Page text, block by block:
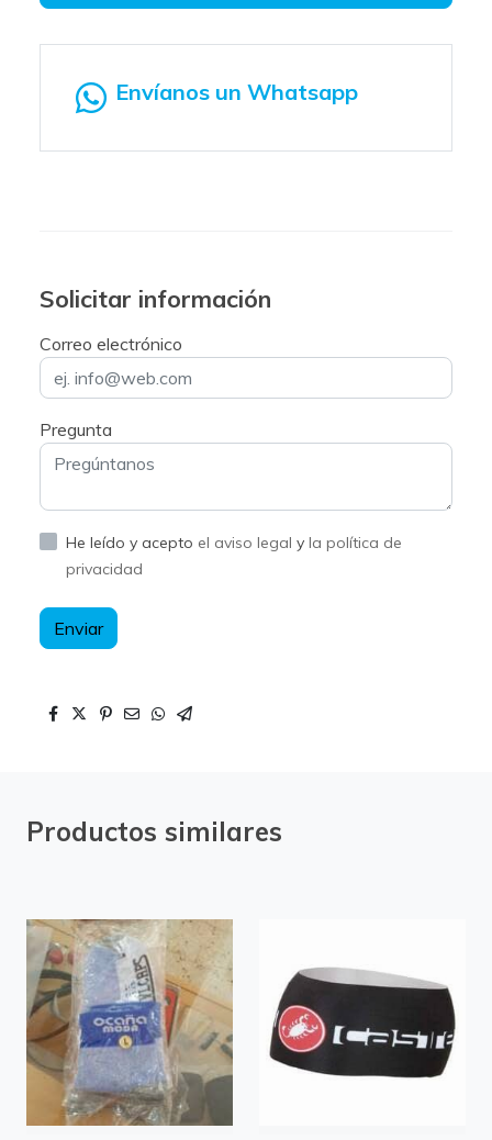
Envíanos un Whatsapp
Solicitar información
Correo electrónico
Pregunta
He leído y acepto el aviso legal y la política de
privacidad
Enviar
Productos similares